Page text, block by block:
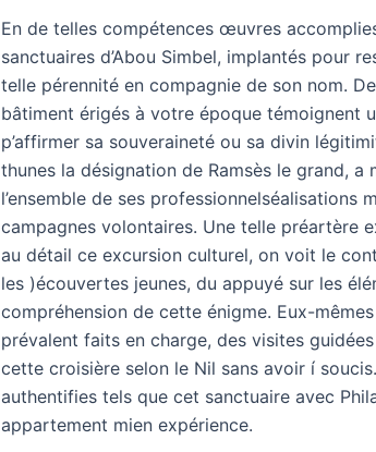
En de telles compétences œuvres
sanctuaires d’Abou Simbel, implantés pour
telle pérennité en compagnie de son nom.
bâtiment érigés à votre époque témoignent
p’affirmer sa souveraineté ou sa divin
thunes la désignation de Ramsès le grand, a
l’ensemble de ses professionnelséalisations
campagnes volontaires. Une telle préartère
au détail ce excursion culturel, on voit le
les )écouvertes jeunes, du appuyé sur les
compréhension de cette énigme. Eux-
prévalent faits en charge, des visites
cette croisière selon le Nil sans avoir í
authentifies tels que cet sanctuaire avec
appartement mien expérience.